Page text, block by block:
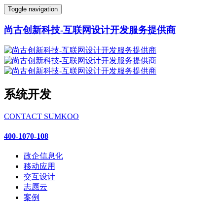
Toggle navigation
尚古创新科技-互联网设计开发服务提供商
系统开发
CONTACT SUMKOO
400-1070-108
政企信息化
移动应用
交互设计
志愿云
案例